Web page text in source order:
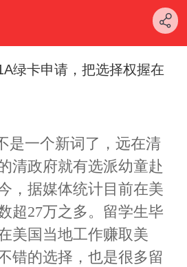
绿卡申请，把选择权握在
是一个新词了，远在清
清政府就有选派幼童赴
，据媒体统计目前在美
超27万之多。留学生毕
美国当地工作赚取美
错的选择，也是很多留